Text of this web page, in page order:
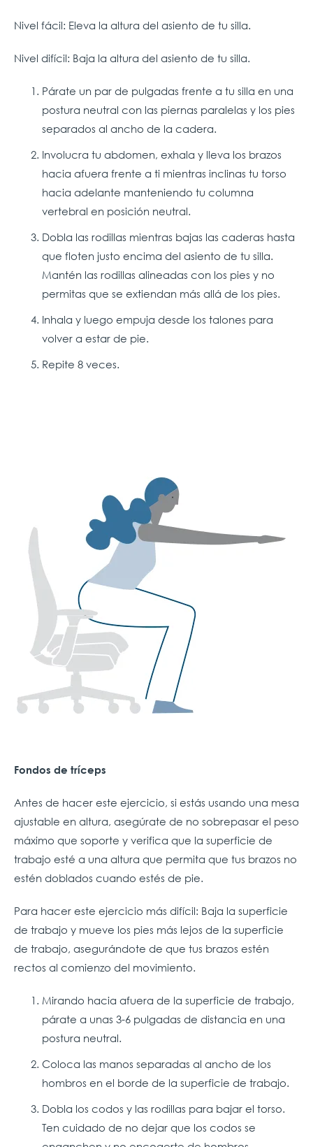
Nivel fácil: Eleva la altura del asiento de tu silla.
Nivel difícil: Baja la altura del asiento de tu silla.
Párate un par de pulgadas frente a tu silla en una
postura neutral con las piernas paralelas y los pies
separados al ancho de la cadera.
Involucra tu abdomen, exhala y lleva los brazos
hacia afuera frente a ti mientras inclinas tu torso
hacia adelante manteniendo tu columna
vertebral en posición neutral.
Dobla las rodillas mientras bajas las caderas hasta
que floten justo encima del asiento de tu silla.
Mantén las rodillas alineadas con los pies y no
permitas que se extiendan más allá de los pies.
Inhala y luego empuja desde los talones para
volver a estar de pie.
Repite 8 veces.
Fondos de tríceps
Antes de hacer este ejercicio, si estás usando una mesa
ajustable en altura, asegúrate de no sobrepasar el peso
máximo que soporte y verifica que la superficie de
trabajo esté a una altura que permita que tus brazos no
estén doblados cuando estés de pie.
Para hacer este ejercicio más difícil: Baja la superficie
de trabajo y mueve los pies más lejos de la superficie
de trabajo, asegurándote de que tus brazos estén
rectos al comienzo del movimiento.
Mirando hacia afuera de la superficie de trabajo,
párate a unas 3-6 pulgadas de distancia en una
postura neutral.
Coloca las manos separadas al ancho de los
hombros en el borde de la superficie de trabajo.
Dobla los codos y las rodillas para bajar el torso.
Ten cuidado de no dejar que los codos se